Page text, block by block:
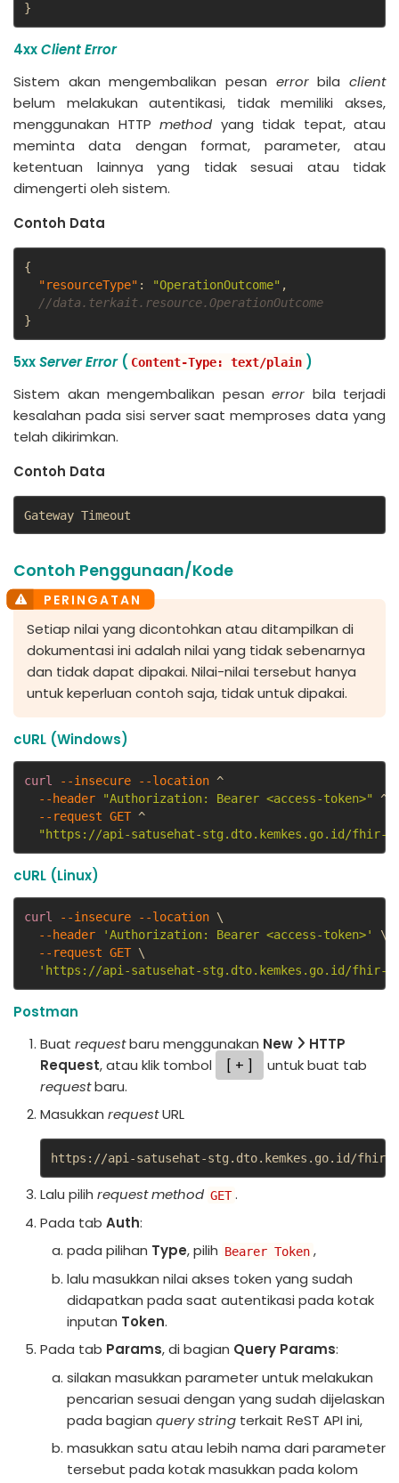
}
4xxClient Error
Sistem akan mengembalikan pesan errorbilaclient
belum melakukan autentikasi, tidak memiliki akses,
menggunakan HTTP method yang tidak tepat, atau
meminta data dengan format, parameter, atau
ketentuan lainnya yang tidak sesuai atau tidak
dimengerti oleh sistem.
Contoh Data
{
"resourceType" : "OperationOutcome" ,
//data.terkait.resource.OperationOutcome
}
5xxServer Error( Content-Type: text/plain )
Sistem akan mengembalikan pesan error bila terjadi
kesalahan pada sisi server saat memproses data yang
telah dikirimkan.
Contoh Data
Gateway Timeout
Contoh Penggunaan/Kode
Setiap nilai yang dicontohkan atau ditampilkan di
dokumentasi ini adalah nilai yang tidak sebenarnya
dan tidak dapat dipakai. Nilai-nilai tersebut hanya
untuk keperluan contoh saja, tidak untuk dipakai.
cURL (Windows)
curl --insecure --location ^
--header
"Authorization: Bearer <access-token>"
^
--request GET ^
"https://api-satusehat-stg.dto.kemkes.go.id/fhir-
cURL (Linux)
curl --insecure --location \
--header
'Authorization: Bearer <access-token>'
\
--request GET \
'https://api-satusehat-stg.dto.kemkes.go.id/fhir-
Postman
Buat requestbaru menggunakan New
HTTP
Request, atau klik tombol +
untuk buat tab
requestbaru.
Masukkan requestURL
https://api-satusehat-stg.dto.kemkes.go.id/fhir-
Lalu pilih request method GET .
Pada tab Auth:
pada pilihan Type, pilih Bearer Token ,
lalu masukkan nilai akses token yang sudah
didapatkan pada saat autentikasi pada kotak
inputan Token.
Pada tab Params, di bagian Query Params:
silakan masukkan parameter untuk melakukan
pencarian sesuai dengan yang sudah dijelaskan
pada bagian query string terkait ReST API ini,
masukkan satu atau lebih nama dari parameter
tersebut pada kotak masukkan pada kolom